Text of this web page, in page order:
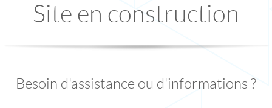
Site en construction
Besoin d'assistance ou d'informations ?